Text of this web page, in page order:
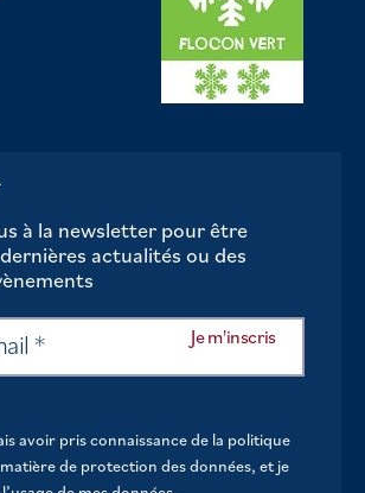
à la newsletter pour être
actualités ou des
avoir pris connaissance de la politique
de protection des données, et je